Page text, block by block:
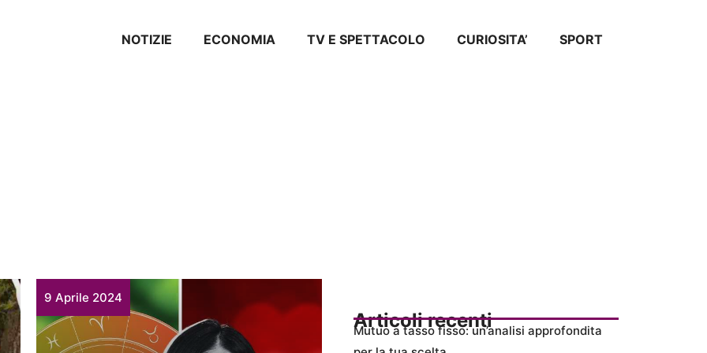
NOTIZIE ECONOMIA TV E SPETTACOLO CURIOSITA’ SPORT
9 Aprile 2024
Articoli recenti
Mutuo a tasso fisso: un’analisi approfondita